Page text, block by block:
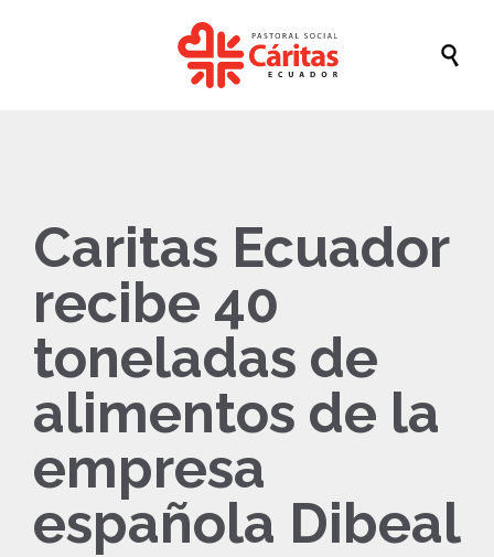

Caritas Ecuador
recibe 40
toneladas de
alimentos de la
empresa
española Dibeal